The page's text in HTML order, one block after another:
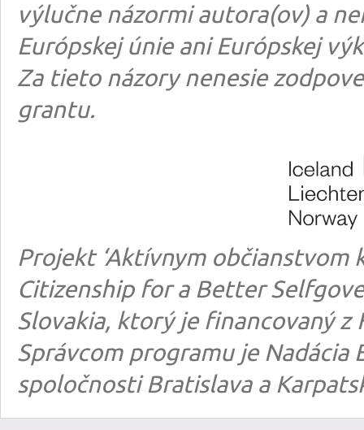
výlučne názormi autora(ov) a
Európskej únie ani Európskej
Za tieto názory nenesie
grantu.
Projekt ‘Aktívnym občianstvom
Citizenship for a Better
Slovakia, ktorý je financovaný z
Správcom programu je
spoločnosti Bratislava a